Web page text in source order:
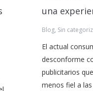
una
Blog, Sin
El actual
desconforme
publicitarios
menos fiel a